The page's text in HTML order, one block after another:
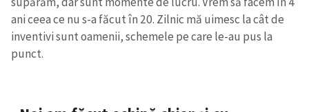
ani ceea ce nu s-a făcut în 20. Zilnic mă uimesc la cât de
inventivi sunt oamenii, schemele pe care le-au pus la
punct.